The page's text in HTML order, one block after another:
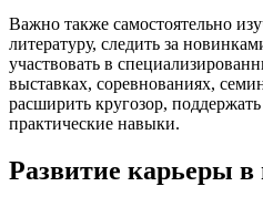
Важно также самостоятельно
литературу, следить за
участвовать в
выставках, соревнованиях,
расширить кругозор,
практические навыки.
Развитие карьеры в